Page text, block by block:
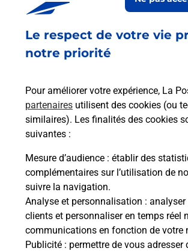
Le respect de votre vie
notre priorité
Pour améliorer votre expérience, La
partenaires utilisent des cookies (ou
similaires). Les finalités des cookies
suivantes :
Mesure d’audience : établir des
complémentaires sur l’utilisation de
suivre la navigation.
Analyse et personnalisation :
clients et personnaliser en temps réel
communications en fonction de votre
Publicité : permettre de vous adresser
Acheter un iPhone neuf ou
Vous recherchez un smartphone pas
de chez vous ? Découvrez notre offre
téléphones iPhone Apple dans vos
Poste à CASTELJALOUX (47700) !
En savoir plus